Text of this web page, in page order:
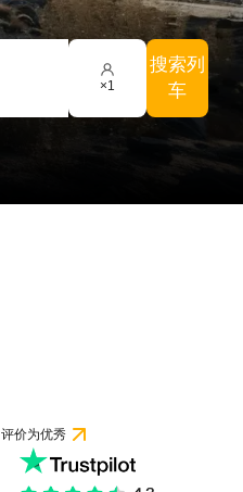
×1
搜索列
车
评价为优秀